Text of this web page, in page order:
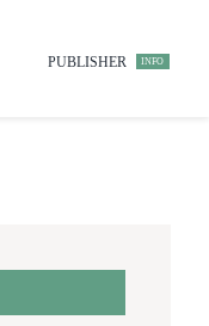
PUBLISHER INFO